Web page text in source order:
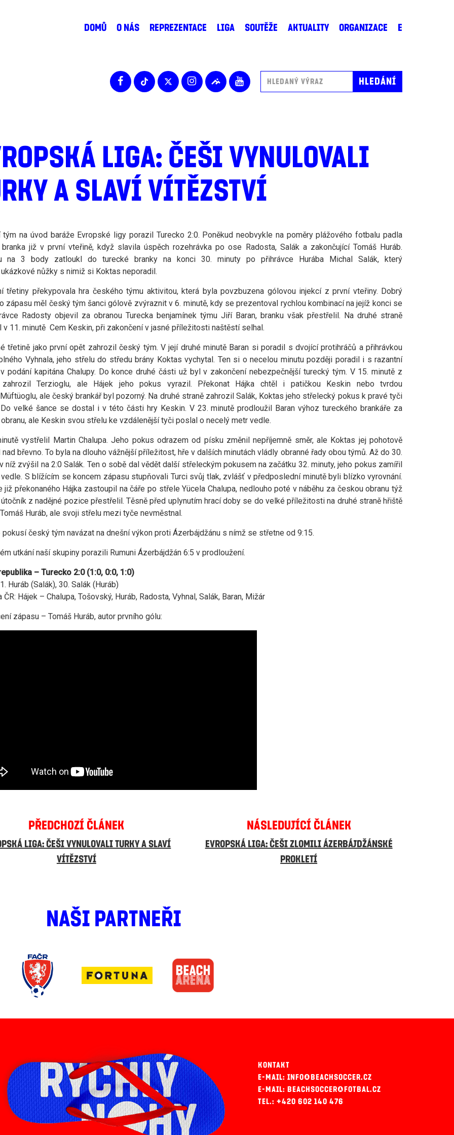
DOMŮ O NÁS REPREZENTACE LIGA SOUTĚŽE AKTUALITY ORGANIZACE E
LIGA: ČEŠI VYNULOVALI
A SLAVÍ VÍTĚZSTVÍ
tým na úvod baráže Evropské ligy porazil Turecko 2:0. Poněkud neobvykle na poměry plážového fotbalu padla
již v první vteřině, když slavila úspěch rozehrávka po ose Radosta, Salák a zakončující Tomáš Huráb.
na 3 body zatloukl do turecké branky na konci 30. minuty po přihrávce Hurába Michal Salák, který
nůžky s nimiž si Koktas neporadil.
třetiny překypovala hra českého týmu aktivitou, která byla povzbuzena gólovou injekcí z první vteřiny. Dobrý
zápasu měl český tým šanci gólově zvýraznit v 6. minutě, kdy se prezentoval rychlou kombinací na jejíž konci se
Radosty objevil za obranou Turecka benjamínek týmu Jiří Baran, branku však přestřelil. Na druhé straně
v 11. minutě Cem Keskin, při zakončení v jasné příležitosti naštěstí selhal.
třetině jako první opět zahrozil český tým. V její druhé minutě Baran si poradil s dvojící protihráčů a přihrávkou
Vyhnala, jeho střelu do středu brány Koktas vychytal. Ten si o necelou minutu později poradil i s razantní
podání kapitána Chalupy. Do konce druhé části už byl v zakončení nebezpečnější turecký tým. V 15. minutě z
Terzioglu, ale Hájek jeho pokus vyrazil. Překonat Hájka chtěl i patičkou Keskin nebo tvrdou
ale český brankář byl pozorný. Na druhé straně zahrozil Salák, Koktas jeho střelecký pokus k pravé tyči
velké šance se dostal i v této části hry Keskin. V 23. minutě prodloužil Baran výhoz tureckého brankáře za
ale Keskin svou střelu ke vzdálenější tyči poslal o necelý metr vedle.
vystřelil Martin Chalupa. Jeho pokus odrazem od písku změnil nepříjemně směr, ale Koktas jej pohotově
břevno. To byla na dlouho vážnější příležitost, hře v dalších minutách vládly obranné řady obou týmů. Až do 30.
níž zvýšil na 2:0 Salák. Ten o sobě dal vědět další střeleckým pokusem na začátku 32. minuty, jeho pokus zamířil
S blížícím se koncem zápasu stupňovali Turci svůj tlak, zvlášť v předposlední minutě byli blízko vyrovnání.
již překonaného Hájka zastoupil na čáře po střele Yücela Chalupa, nedlouho poté v náběhu za českou obranu týž
z nadějné pozice přestřelil. Těsně před uplynutím hrací doby se do velké příležitosti na druhé straně hřiště
Huráb, ale svoji střelu mezi tyče nevměstnal.
český tým navázat na dnešní výkon proti Ázerbájdžánu s nímž se střetne od 9:15.
utkání naší skupiny porazili Rumuni Ázerbájdžán 6:5 v prodloužení.
– Turecko 2:0 (1:0, 0:0, 1:0)
Huráb (Salák), 30. Salák (Huráb)
ČR: Hájek – Chalupa, Tošovský, Huráb, Radosta, Vyhnal, Salák, Baran, Mižár
zápasu – Tomáš Huráb, autor prvního gólu:
PŘEDCHOZÍ ČLÁNEK
LIGA: ČEŠI VYNULOVALI TURKY A SLAVÍ
VÍTĚZSTVÍ
NÁSLEDUJÍCÍ ČLÁNEK
EVROPSKÁ LIGA: ČEŠI ZLOMILI ÁZERBÁJDŽÁNSKÉ
PROKLETÍ
NAŠI PARTNEŘI
KONTAKT
E-MAIL: INFO@BEACHSOCCER.CZ
E-MAIL: BEACHSOCCER@FOTBAL.CZ
TEL.: +420 602 140 476